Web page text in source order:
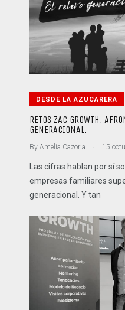
DESDE LA AZUCARERA
RETOS ZAC GROWTH.
GENERACIONAL.
By Amelia Cazorla 15
Las cifras hablan por sí
empresas familiares
generacional. Y tan